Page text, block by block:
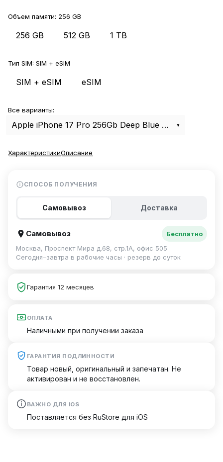
Объем памяти: 256 GB
256 GB 512 GB 1 TB
Тип SIM: SIM + eSIM
SIM + eSIM eSIM
Все варианты:
Apple iPhone 17 Pro 256Gb Deep Blue SIM+eSIM
ХарактеристикиОписание
СПОСОБ ПОЛУЧЕНИЯ
Самовывоз Доставка
Самовывоз
Бесплатно
Москва, Проспект Мира д.68, стр.1А, офис 505
Сегодня–завтра в рабочие часы · резерв до суток
Гарантия 12 месяцев
ОПЛАТА
Наличными при получении заказа
ГАРАНТИЯ ПОДЛИННОСТИ
Товар новый, оригинальный и запечатан. Не
активирован и не восстановлен.
ВАЖНО ДЛЯ IOS
Поставляется без RuStore для iOS